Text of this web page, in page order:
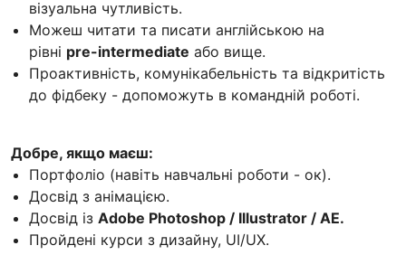
візуальна чутливість.
Можеш читати та писати англійською на
рівні pre-intermediate або вище.
Проактивність, комунікабельність та відкритість
до фідбеку - допоможуть в командній роботі.
Добре, якщо маєш:
Портфоліо (навіть навчальні роботи - ок).
Досвід з анімацією.
Досвід із Adobe Photoshop / Illustrator / AE.
Пройдені курси з дизайну, UI/UX.